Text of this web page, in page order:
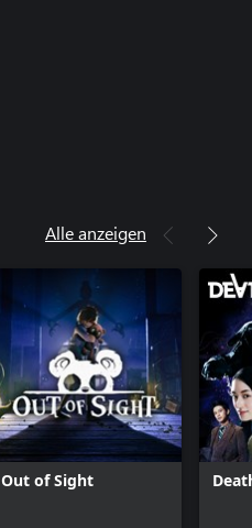
Alle anzeigen
Out of Sight